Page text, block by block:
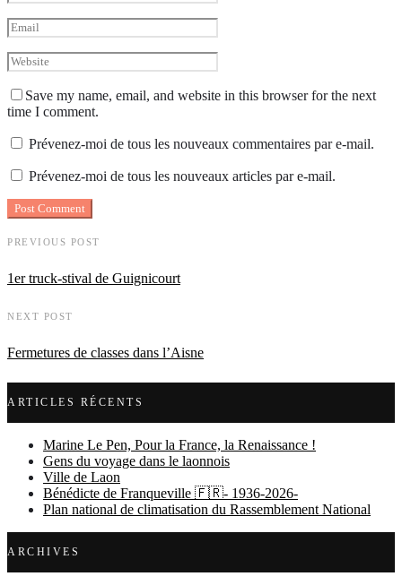
Save my name, email, and website in this browser for the next
time I comment.
Prévenez-moi de tous les nouveaux commentaires par e-mail.
Prévenez-moi de tous les nouveaux articles par e-mail.
PREVIOUS POST
1er truck-stival de Guignicourt
NEXT POST
Fermetures de classes dans l’Aisne
ARTICLES RÉCENTS
Marine Le Pen, Pour la France, la Renaissance !
Gens du voyage dans le laonnois
Ville de Laon
Bénédicte de Franqueville 🇫🇷- 1936-2026-
Plan national de climatisation du Rassemblement National
ARCHIVES